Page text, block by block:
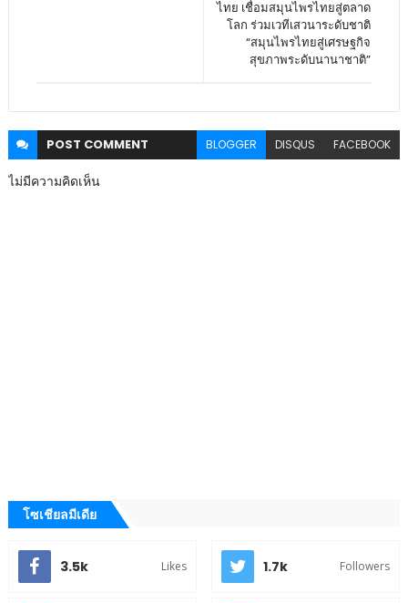
ไทย เชื่อมสมุนไพรไทยสู่ตลาด
โลก ร่วมเวทีเสวนาระดับชาติ
“สมุนไพรไทยสู่เศรษฐกิจ
สุขภาพระดับนานาชาติ”
POST COMMENT BLOGGER DISQUS FACEBOOK
ไม่มีความคิดเห็น
โซเชียลมีเดีย
3.5k Likes 1.7k Followers